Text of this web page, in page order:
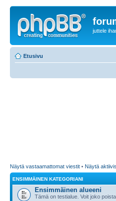
juttele
Etusivu
Näytä vastaamattomat viestit • Näytä
ENSIMMÄINEN KATEGORIANI
Ensimmäinen alueeni
Tämä on testialue. Voit joko